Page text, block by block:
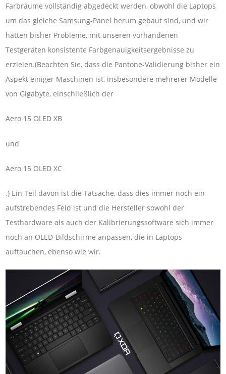
Farbräume vollständig abgedeckt werden, obwohl die Laptops
um das gleiche Samsung-Panel herum gebaut sind, und wir
hatten bisher Probleme, mit unseren vorhandenen
Testgeräten konsistente Farbgenauigkeitsergebnisse zu
erzielen.(Beachten Sie, dass die Pantone-Validierung bisher ein
Aspekt einiger Maschinen ist, insbesondere mehrerer Modelle
von Gigabyte, einschließlich der
Aero 15 OLED XB
und
Aero 15 OLED XC
.) Ein Teil davon ist die Tatsache, dass dies immer noch ein
aufstrebendes Feld ist und die Hersteller sowohl der
Testhardware als auch der Kalibrierungssoftware sich immer
noch an OLED-Bildschirme anpassen, die in Laptops
auftauchen, ebenso wie wir.